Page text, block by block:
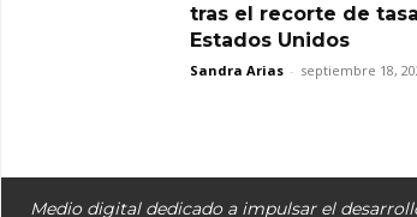
tras el recorte de
Estados Unidos
Sandra Arias - septiembre 18,
Medio digital dedicado a impulsar el